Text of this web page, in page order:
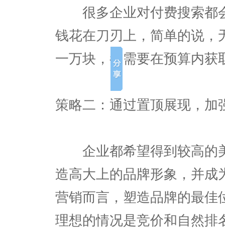
很多企业对付费搜索都
钱花在刀刃上，简单的说，
一万块，都需要在预算内获
策略二：通过置顶展现，加
企业都希望得到较高的
造高大上的品牌形象，并成
营销而言，塑造品牌的最佳
理想的情况是竞价和自然排